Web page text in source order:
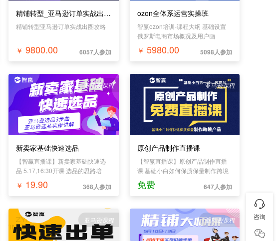
精铺转型_亚马逊订单实战出圈攻略
精铺转型亚马逊订单实战出圈攻略
￥ 9800.00 6057人参加
ozon全体系运营实操班
智赢ozon培训-课程大纲 基础设置
俄罗斯电商市场概况及用户画
像;ozon平台介绍及规则详解;ozon
功能页面详情介绍;ozon店铺注册及
法;ozon精细化选品;ozon精细化制
作listing;ozon店铺运营数据查看分
析 营销推广 ozon营销推广;平台推
广模式介绍;广告设置/广告数据分析;
促销设置;评论送积分玩法;其他站外
推广 综合问题 ozon订单处理;ozon
绩效问题;课程附加拓展
￥ 5980.00 5098人参加
亚马逊课程
新卖家基础快速选品
【智赢直播课】新卖家基础快速选
品 5.17,16:30开课 选品的思路培
养；选品的理论学习；选品的基础
实操；选品的注意事项。
￥ 19.90 368人参加
亚马逊课程
原创产品制作直播课
【智赢直播课】原创产品制作直播
课 基础小白如何保质保量制作跨境
产品
免费 647人参加
亚马逊课程 亚马逊课程 咨询